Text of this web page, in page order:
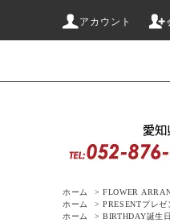
アカウント
ホーム > FLOWER
ホーム
> PRESENTプレゼ
ホーム
> BIRTHDAY誕生